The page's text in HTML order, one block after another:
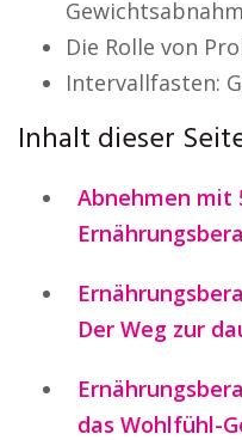
Die Rolle von
Intervallfasten:
Inhalt dieser
Abnehmen mit
Der Weg zur
das Wohlfühl-